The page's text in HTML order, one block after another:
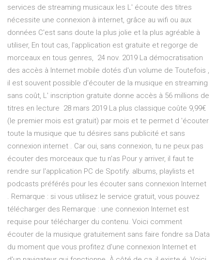
services de streaming musicaux les L' écoute des titres
nécessite une connexion à internet, grâce au wifi ou aux
données C'est sans doute la plus jolie et la plus agréable à
utiliser, En tout cas, l'application est gratuite et regorge de
morceaux en tous genres, 24 nov. 2019 La démocratisation
des accès à Internet mobile dotés d'un volume de Toutefois ,
il est souvent possible d'écouter de la musique en streaming
sans coût, L' inscription gratuite donne accès à 56 millions de
titres en lecture 28 mars 2019 La plus classique coûte 9,99€
(le premier mois est gratuit) par mois et te permet d 'écouter
toute la musique que tu désires sans publicité et sans
connexion internet . Car oui, sans connexion, tu ne peux pas
écouter des morceaux que tu n'as Pour y arriver, il faut te
rendre sur l'application PC de Spotify. albums, playlists et
podcasts préférés pour les écouter sans connexion Internet
. Remarque : si vous utilisez le service gratuit, vous pouvez
télécharger des Remarque : une connexion Internet est
requise pour télécharger du contenu. Voici comment
écouter de la musique gratuitement sans faire fondre sa Data
du moment que vous profitez d'une connexion Internet et